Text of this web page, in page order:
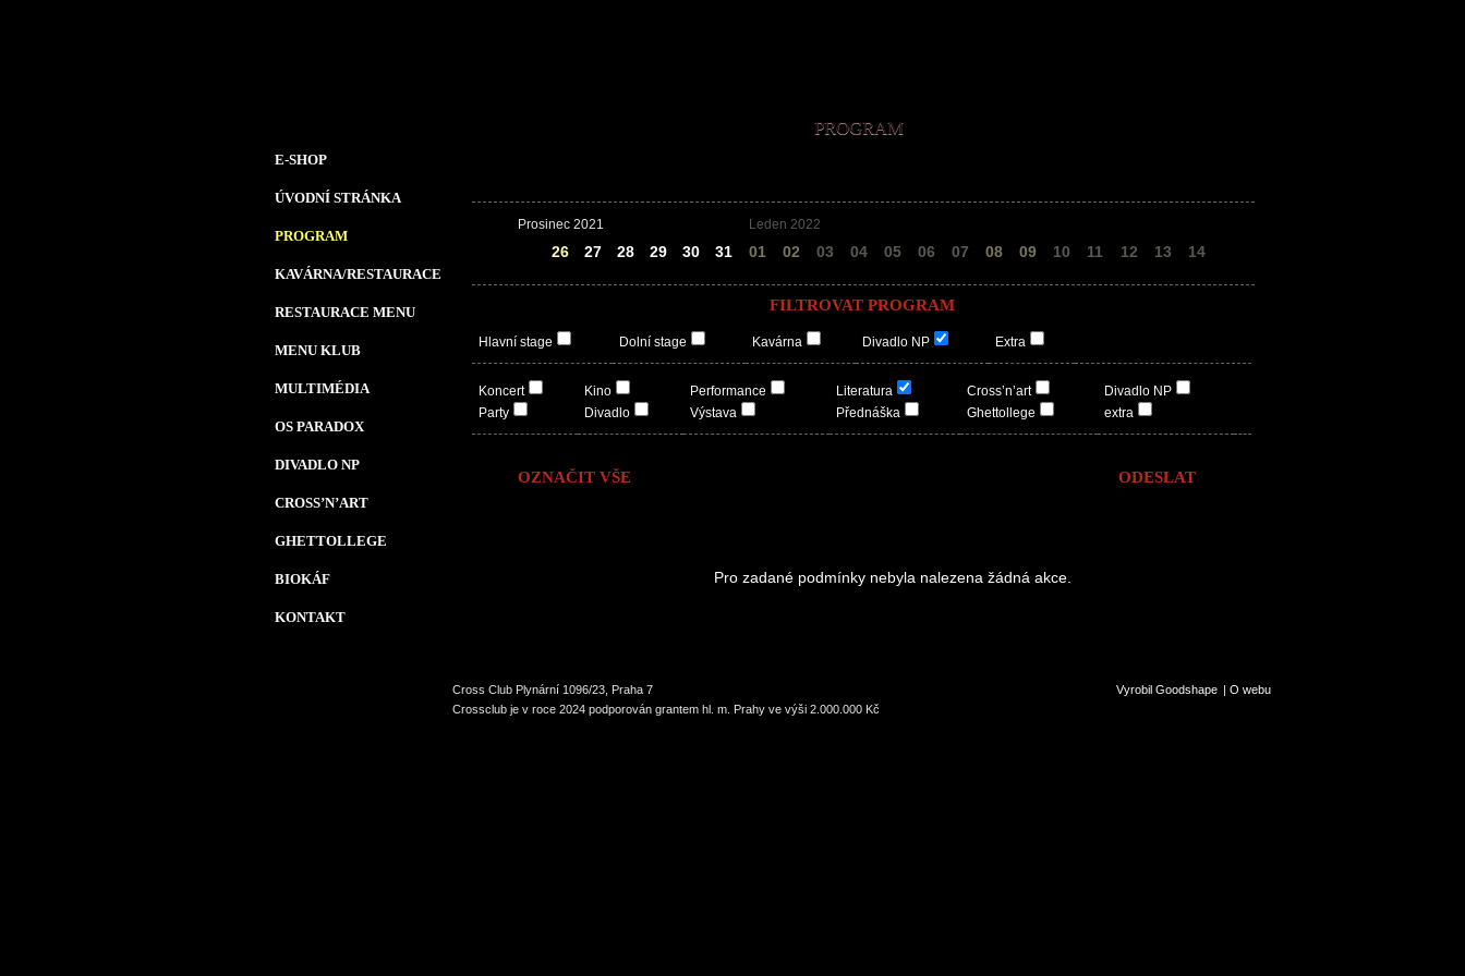
E-SHOP
ÚVODNÍ STRÁNKA
PROGRAM
KAVÁRNA/RESTAURACE
RESTAURACE MENU
MENU KLUB
MULTIMÉDIA
OS PARADOX
DIVADLO NP
CROSS’N’ART
GHETTOLLEGE
BIOKÁF
KONTAKT
PROGRAM
Prosinec 2021
26 27 28 29 30 31
Leden 2022
01 02 03 04 05 06 07 08 09 10 11 12 13 14
FILTROVAT PROGRAM
Hlavní stage Dolní stage Kavárna Divadlo NP Extra
Koncert
Party
Kino
Divadlo
Performance
Výstava
Literatura
Přednáška
Cross’n’art
Ghettollege
Divadlo NP
extra
OZNAČIT VŠE
Pro zadané podmínky nebyla nalezena žádná akce.
Cross Club Plynární 1096/23, Praha 7 Vyrobil Goodshape | O webu
Crossclub je v roce 2024 podporován grantem hl. m. Prahy ve výši 2.000.000 Kč